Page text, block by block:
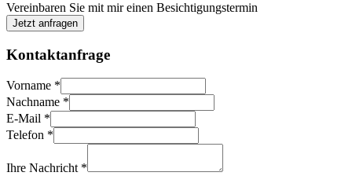
Vereinbaren Sie mit mir einen Besichtigungstermin
Jetzt anfragen
Kontaktanfrage
Vorname *
Nachname *
E-Mail *
Telefon *
Ihre Nachricht *